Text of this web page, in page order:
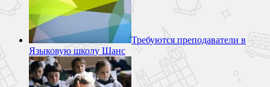
Требуются преподаватели в
Языковую школу Шанс